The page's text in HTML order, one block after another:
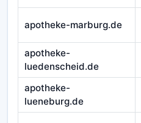
apotheke-marburg.de
apotheke-
luedenscheid.de
apotheke-
lueneburg.de